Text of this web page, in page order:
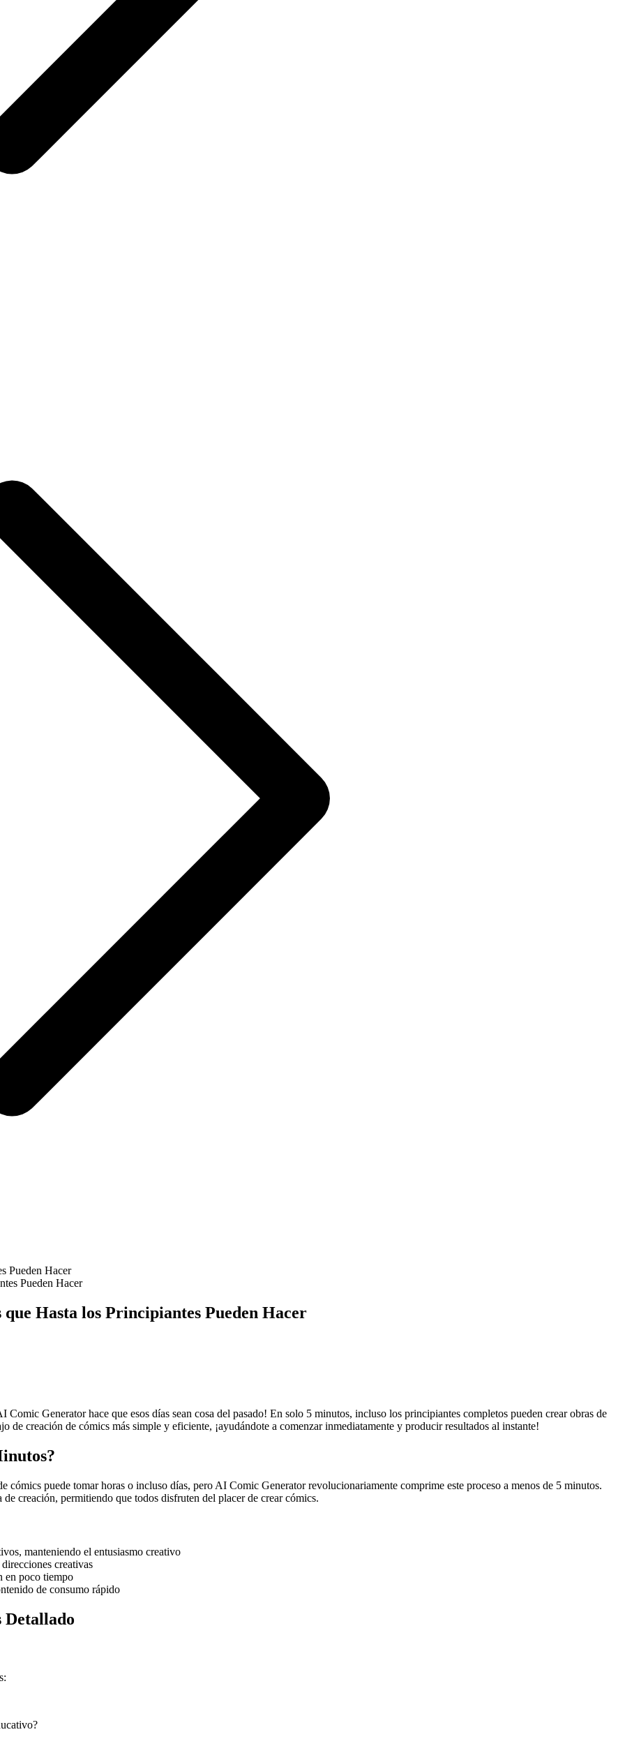
Pueden Hacer
Hasta los Principiantes Pueden Hacer
Generator hace que esos días sean cosa del pasado! En solo 5 minutos, incluso los principiantes completos pueden crear obras de
de creación de cómics más simple y eficiente, ¡ayudándote a comenzar inmediatamente y producir resultados al instante!
cómics puede tomar horas o incluso días, pero AI Comic Generator revolucionariamente comprime este proceso a menos de 5 minutos.
creación, permitiendo que todos disfruten del placer de crear cómics.
manteniendo el entusiasmo creativo
creativas
en poco tiempo
de consumo rápido
Detallado